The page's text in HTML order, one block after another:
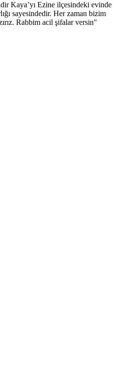
Kaya’yı Ezine ilçesindeki evinde
sayesindedir. Her zaman bizim
Rabbim acil şifalar versin"